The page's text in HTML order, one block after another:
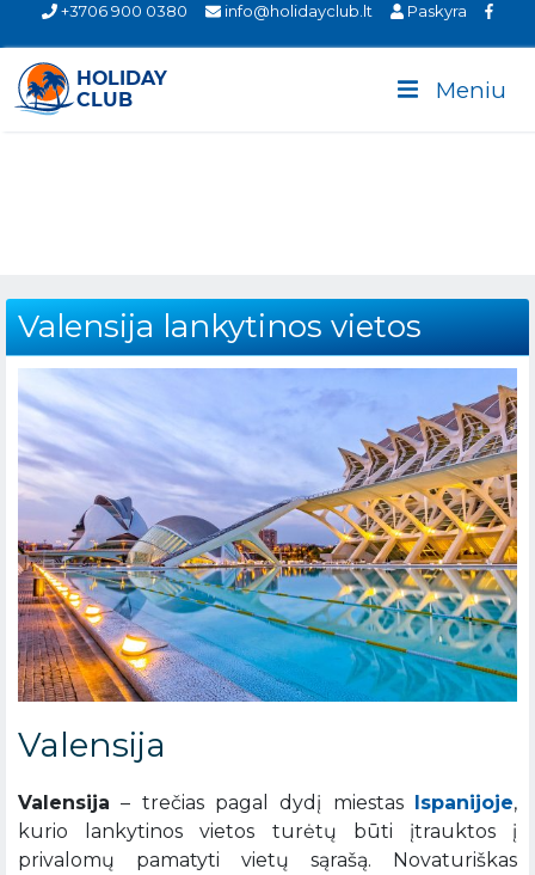
+3706 900 0380 info@holidayclub.lt Paskyra
Meniu
Valensija lankytinos vietos
Valensija
Valensija – trečias pagal dydį miestas Ispanijoje,
kurio lankytinos vietos turėtų būti įtrauktos į
privalomų pamatyti vietų sąrašą. Novaturiškas